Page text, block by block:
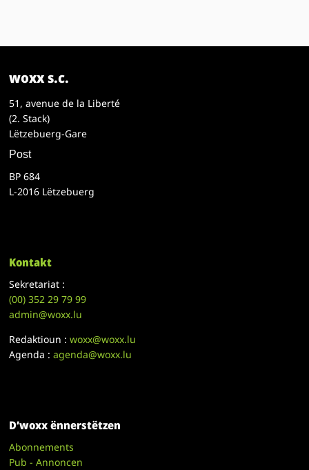
woxx s.c.
51, avenue de la Liberté
(2. Stack)
Lëtzebuerg-Gare
Post
BP 684
L-2016 Lëtzebuerg
Kontakt
Sekretariat :
(00)352 29 79 99
admin@woxx.lu
Redaktioun :woxx@woxx.lu
Agenda :agenda@woxx.lu
D’woxx ënnerstëtzen
Abonnements
Pub - Annoncen